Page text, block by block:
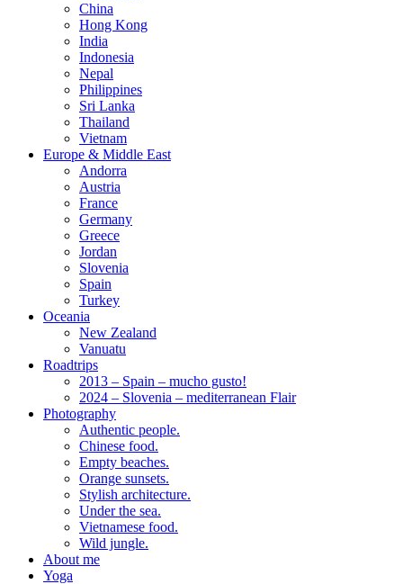
China
Hong Kong
India
Indonesia
Nepal
Philippines
Sri Lanka
Thailand
Vietnam
Europe & Middle East
Andorra
Austria
France
Germany
Greece
Jordan
Slovenia
Spain
Turkey
Oceania
New Zealand
Vanuatu
Roadtrips
2013 – Spain – mucho gusto!
2024 – Slovenia – mediterranean Flair
Photography
Authentic people.
Chinese food.
Empty beaches.
Orange sunsets.
Stylish architecture.
Under the sea.
Vietnamese food.
Wild jungle.
About me
Yoga